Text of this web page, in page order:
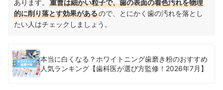
あります。
重曹は細かい粒子で、歯の表面の着色汚れを物理
的に削り落とす効果があるので、とにかく歯の汚れを落とし
たい人はチェックしましょう。
本当に白くなる？ホワイトニング歯磨き粉のおすすめ
人気ランキング【歯科医が選び方監修！2026年7月】